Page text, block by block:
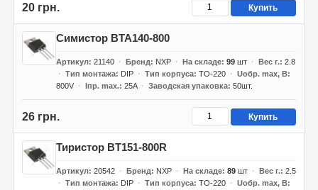
20 грн. Купить
Симистор BTA140-800
Артикул 21140 Бренд NXP На складе 99шт Вес г. 2.8
Тип монтажа
DIP Тип корпуса TO-220
Uобр. max, В
800V
Iпр. max. 25A Заводская упаковка 50шт.
26 грн. Купить
Тиристор BT151-800R
Артикул 20542 Бренд NXP На складе 89шт Вес г. 2.5
Тип монтажа
DIP Тип корпуса TO-220
Uобр. max, В